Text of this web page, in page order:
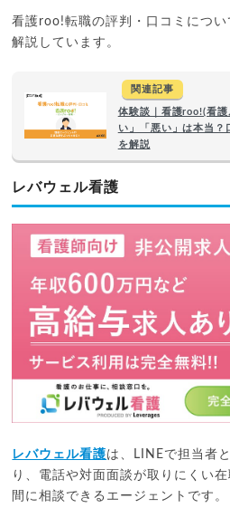
看護roo!転職の評判・口コミについ
解説しています。
関連記事
体験談｜看護roo!(看
い」「悪い」は本当？
を解説
レバウェル看護
レバウェル看護は、LINEで担当者
り、電話や対面面談が取りにくい
間に相談できるエージェントです。